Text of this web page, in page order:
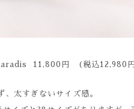
11,800円 (税込12,980
、太すぎないサイズ感。